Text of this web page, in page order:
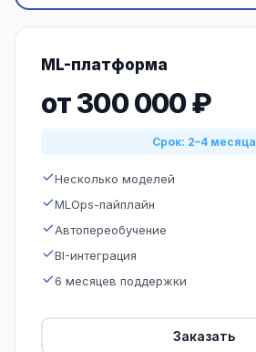
ML-платформа
от 300 000 ₽
Срок: 2–4 месяца
Несколько моделей
MLOps-пайплайн
Автопереобучение
BI-интеграция
6 месяцев поддержки
Заказать